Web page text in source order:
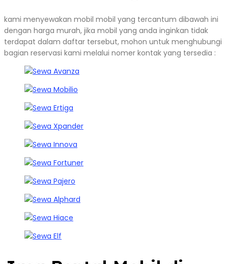
kami menyewakan mobil mobil yang tercantum dibawah ini
dengan harga murah, jika mobil yang anda inginkan tidak
terdapat dalam daftar tersebut, mohon untuk menghubungi
bagian reservasi kami melalui nomer kontak yang tersedia :